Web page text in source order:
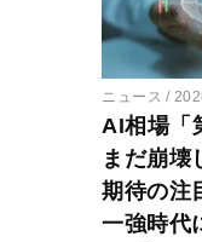
ニュース
AI相場「
まだ崩
期待の注
一強時代